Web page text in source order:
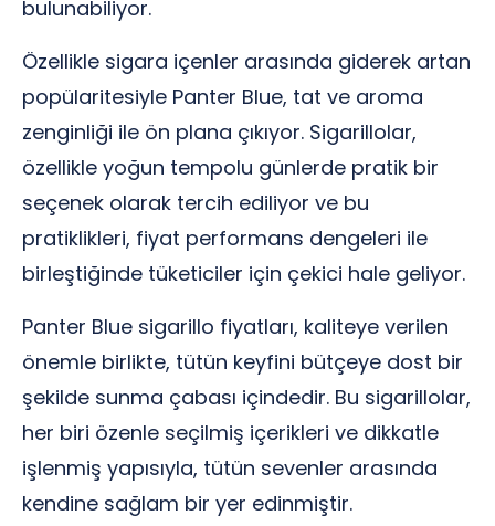
bulunabiliyor.
Özellikle sigara içenler arasında giderek artan
popülaritesiyle Panter Blue, tat ve aroma
zenginliği ile ön plana çıkıyor. Sigarillolar,
özellikle yoğun tempolu günlerde pratik bir
seçenek olarak tercih ediliyor ve bu
pratiklikleri, fiyat performans dengeleri ile
birleştiğinde tüketiciler için çekici hale geliyor.
Panter Blue sigarillo fiyatları, kaliteye verilen
önemle birlikte, tütün keyfini bütçeye dost bir
şekilde sunma çabası içindedir. Bu sigarillolar,
her biri özenle seçilmiş içerikleri ve dikkatle
işlenmiş yapısıyla, tütün sevenler arasında
kendine sağlam bir yer edinmiştir.